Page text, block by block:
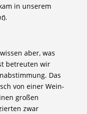
in unserem
).
aber, was
betreuten wir
Das
von einer Wein-
großen
zwar